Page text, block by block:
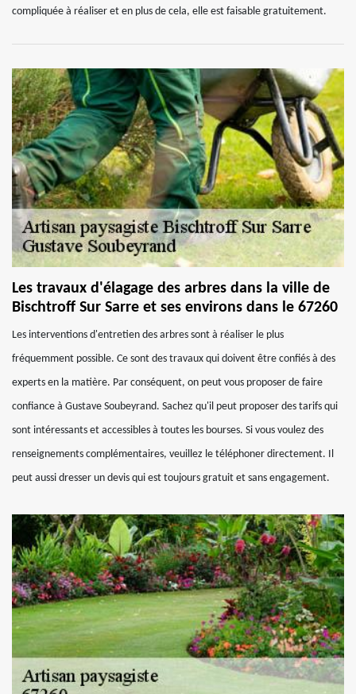
compliquée à réaliser et en plus de cela, elle est faisable gratuitement.
Les travaux d'élagage des arbres dans la ville de
Bischtroff Sur Sarre et ses environs dans le 67260
Les interventions d'entretien des arbres sont à réaliser le plus
fréquemment possible. Ce sont des travaux qui doivent être confiés à des
experts en la matière. Par conséquent, on peut vous proposer de faire
confiance à Gustave Soubeyrand. Sachez qu'il peut proposer des tarifs qui
sont intéressants et accessibles à toutes les bourses. Si vous voulez des
renseignements complémentaires, veuillez le téléphoner directement. Il
peut aussi dresser un devis qui est toujours gratuit et sans engagement.